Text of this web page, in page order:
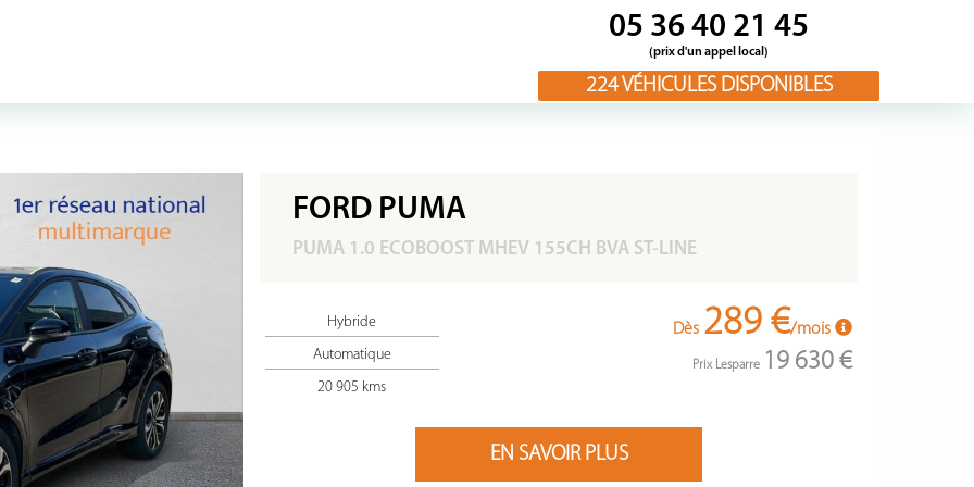
05 36 40 21 45
(prix d'un appel local)
224VÉHICULES DISPONIBLES
FORD PUMA
PUMA 1.0 ECOBOOST MHEV 155CH BVA ST-LINE
Hybride
Automatique
20 905 kms
Dès 289 €/mois
Prix Lesparre 19 630 €
EN SAVOIR PLUS